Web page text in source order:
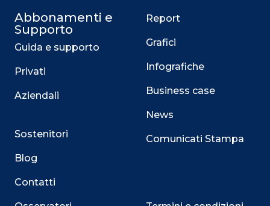
Abbonamenti e
Supporto
Guida e supporto
Privati
Aziendali
Sostenitori
Blog
Contatti
Report
Grafici
Infografiche
Business case
News
Comunicati Stampa